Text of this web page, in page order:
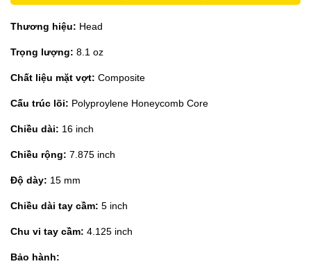
Thương hiệu: Head
Trọng lượng: 8.1 oz
Chất liệu mặt vợt: Composite
Cấu trúc lõi: Polyproylene Honeycomb Core
Chiều dài: 16 inch
Chiều rộng: 7.875 inch
Độ dày: 15 mm
Chiều dài tay cầm: 5 inch
Chu vi tay cầm: 4.125 inch
Bảo hành: